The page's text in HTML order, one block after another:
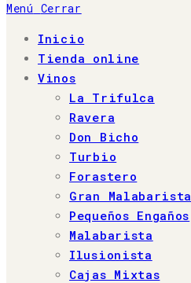
Menú Cerrar
Inicio
Tienda online
Vinos
La Trifulca
Ravera
Don Bicho
Turbio
Forastero
Gran Malabarista
Pequeños Engaños
Malabarista
Ilusionista
Cajas Mixtas